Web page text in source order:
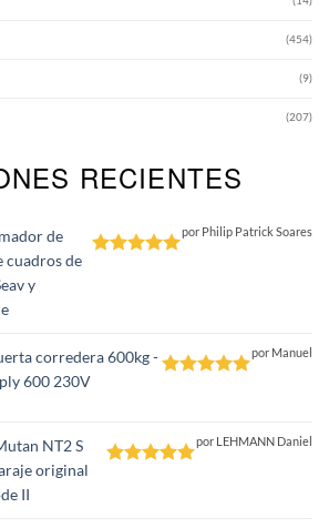
(454)
(9)
(207)
RECIENTES
de
cuadros de
y
por Philip Patrick Soares
corredera 600kg -
600 230V
por Manuel
NT2 S
original
II
por LEHMANN Daniel